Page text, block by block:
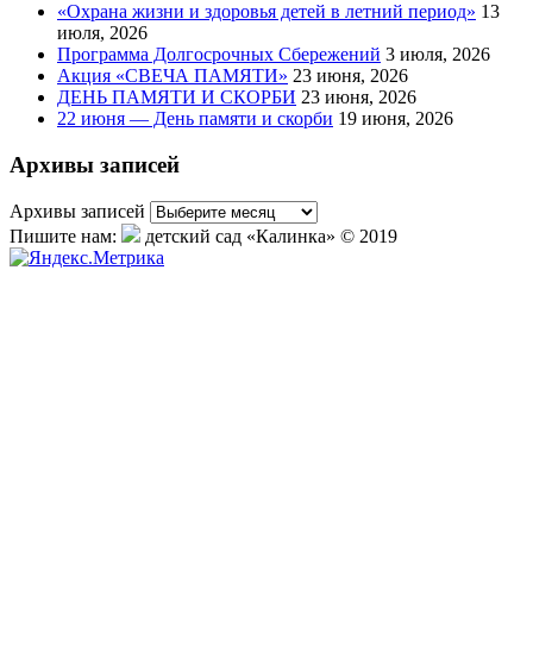
«Охрана жизни и здоровья детей в летний период» 13
июля, 2026
Программа Долгосрочных Сбережений 3 июля, 2026
Акция «СВЕЧА ПАМЯТИ» 23 июня, 2026
ДЕНЬ ПАМЯТИ И СКОРБИ 23 июня, 2026
22 июня — День памяти и скорби 19 июня, 2026
Архивы записей
Архивы записей
Пишите нам:
детский сад «Калинка» © 2019